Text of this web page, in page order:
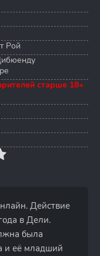
Рой
старше 18+
Действие
в Дели.
была
и её младший